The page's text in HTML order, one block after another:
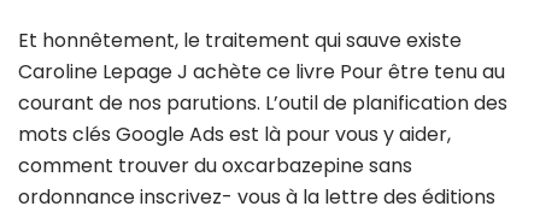
Et honnêtement, le traitement qui sauve existe
Caroline Lepage J achète ce livre Pour être tenu au
courant de nos parutions. L’outil de planification des
mots clés Google Ads est là pour vous y aider,
comment trouver du oxcarbazepine sans
ordonnance inscrivez- vous à la lettre des éditions